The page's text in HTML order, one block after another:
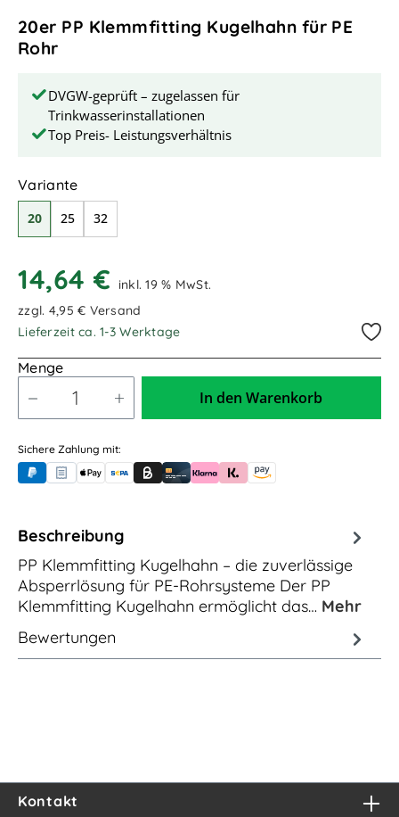
20er PP Klemmfitting Kugelhahn für PE
Rohr
DVGW-geprüft – zugelassen für
Trinkwasserinstallationen
Top Preis- Leistungsverhältnis
Varianteauswählen
20 25 32
14,64 €
inkl. 19 % MwSt.
zzgl. 4,95 € Versand
Lieferzeit ca. 1-3 Werktage
Menge
In den Warenkorb
Sichere Zahlung mit:
PayPalRechnungskauf (für Behörden)
Apple PayBanküberweisung (vorab)
Rechnungskauf (Billie)
Kreditkarte
Rechnung oder Ratenkauf (Klarna)
Sofortüberweisung (Klarna)
Amazon Pay
Beschreibung
PP Klemmfitting Kugelhahn – die zuverlässige
Absperrlösung für PE-Rohrsysteme Der PP
Klemmfitting Kugelhahn ermöglicht das… Mehr
Bewertungen
Kontakt